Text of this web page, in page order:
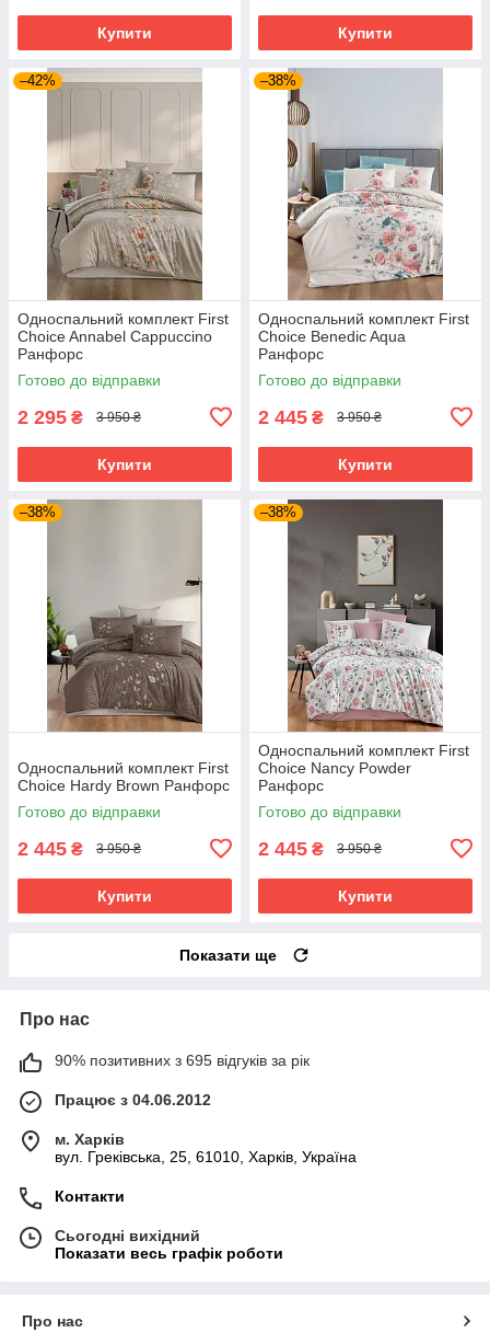
Купити Купити
–42%
Односпальний комплект First
Choice Annabel Cappuccino
Ранфорс
Готово до відправки
2 295 ₴ 3 950 ₴
Купити
–38%
Односпальний комплект First
Choice Benedic Aqua
Ранфорс
Готово до відправки
2 445 ₴ 3 950 ₴
Купити
–38%
Односпальний комплект First
Choice Hardy Brown Ранфорс
Готово до відправки
2 445 ₴ 3 950 ₴
Купити
–38%
Односпальний комплект First
Choice Nancy Powder
Ранфорс
Готово до відправки
2 445 ₴ 3 950 ₴
Купити
Показати ще
Про нас
90% позитивних з 695 відгуків за рік
Працює з 04.06.2012
м. Харків
вул. Греківська, 25, 61010, Харків, Україна
Контакти
Сьогодні вихідний
Показати весь графік роботи
Про нас